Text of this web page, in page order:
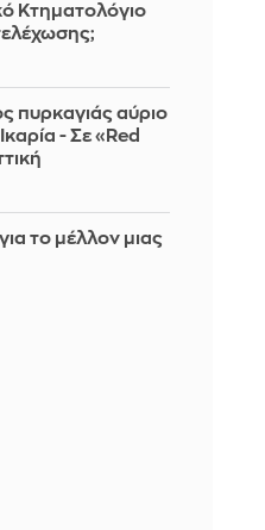
Κτηματολόγιο
πυρκαγιάς αύριο
- Σε «Red
το μέλλον μιας